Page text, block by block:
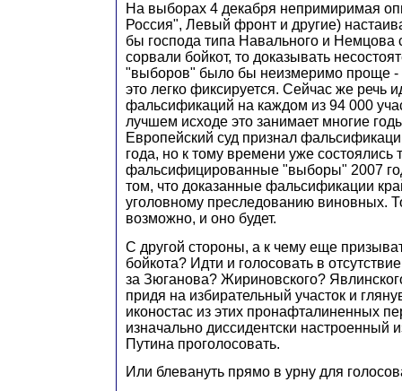
На выборах 4 декабря непримиримая
Россия", Левый фронт и другие)
бы господа типа Навального и Немцова
сорвали бойкот, то доказывать
"выборов" было бы неизмеримо проще -
это легко фиксируется. Сейчас же речь
фальсификаций на каждом из 94 000
лучшем исходе это занимает многие
Европейский суд признал
года, но к тому времени уже состоялись
фальсифицированные "выборы" 2007
том, что доказанные фальсификации
уголовному преследованию виновных.
возможно, и оно будет.
С другой стороны, а к чему еще
бойкота? Идти и голосовать в
за Зюганова? Жириновского?
придя на избирательный участок и
иконостас из этих пронафталиненных
изначально диссидентски настроенный
Путина проголосовать.
Или блевануть прямо в урну для